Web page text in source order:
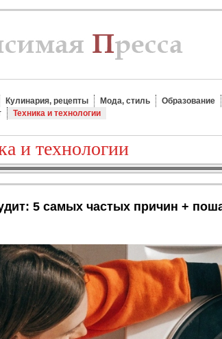
Кулинария, рецепты Мода, стиль Образование
Техника и технологии
и технологии
5 самых частых причин +